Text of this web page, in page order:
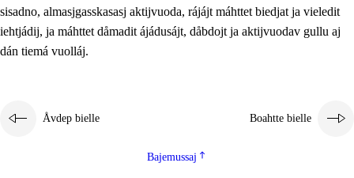
2.4 Oahppat oahppat
Doaresfágalasj tiemá
2.5.2 Demokratijja ja guojmmeviesátvuohta
Guoddelis åvddånibme
sisadno, almasjgasskasasj aktijvuoda, rájájt máhttet biedjat ja vieledit
iehtjádij, ja máhttet dåmadit ájádusájt, dåbdojt ja aktijvuodav gullu aj
dán tiemá vuolláj.
Åvdep bielle Boahtte bielle
Bajemussaj